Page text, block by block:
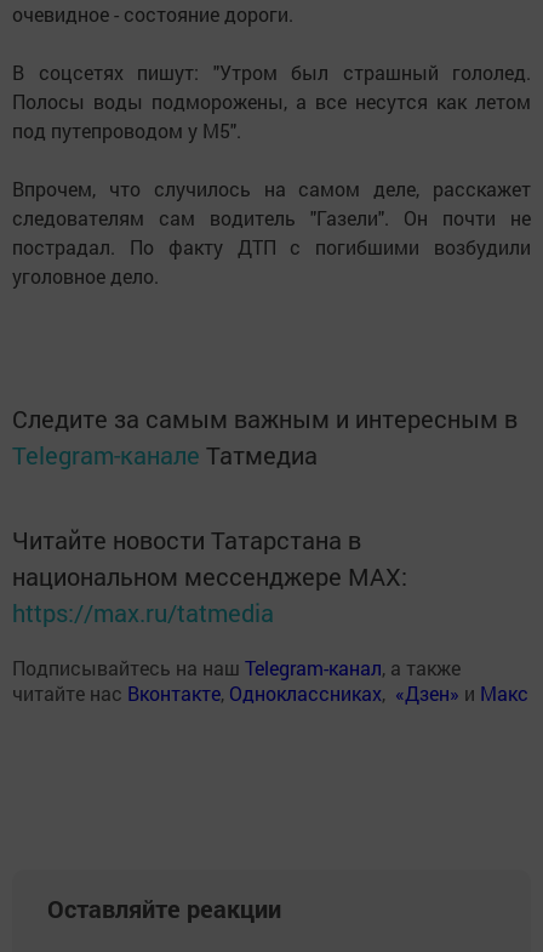
очевидное - состояние дороги.
В соцсетях пишут: "Утром был страшный гололед.
Полосы воды подморожены, а все несутся как летом
под путепроводом у М5".
Впрочем, что случилось на самом деле, расскажет
следователям сам водитель "Газели". Он почти не
пострадал. По факту ДТП с погибшими возбудили
уголовное дело.
Следите за самым важным и интересным в
Telegram-канале Татмедиа
Читайте новости Татарстана в
национальном мессенджере MАХ:
https://max.ru/tatmedia
Подписывайтесь на наш Telegram-канал, а также
читайте нас Вконтакте, Одноклассниках, «Дзен» и Макс
Оставляйте реакции